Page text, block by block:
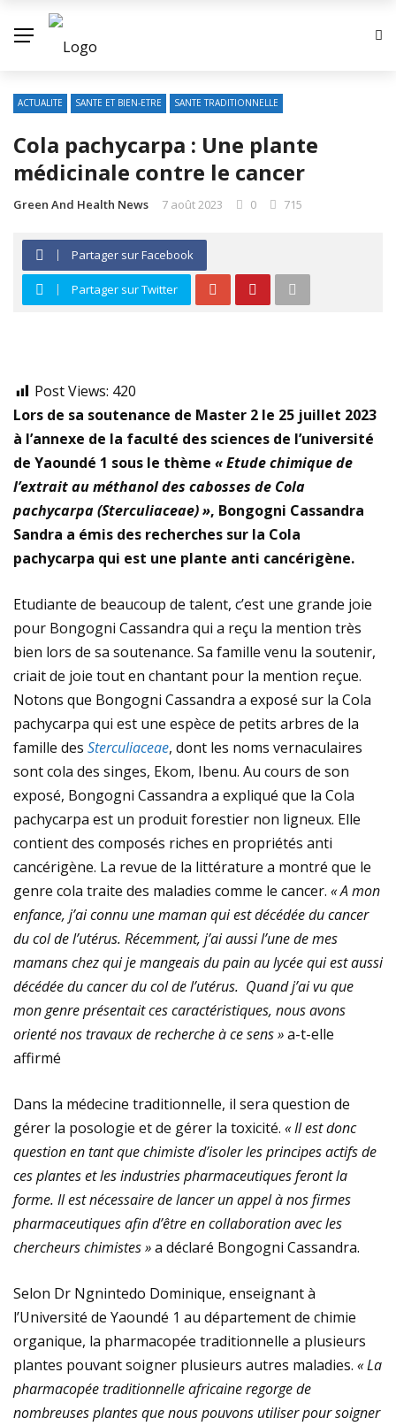
ACTUALITE SANTE ET BIEN-ETRE SANTE TRADITIONNELLE
Cola pachycarpa : Une plante
médicinale contre le cancer
Green And Health News 7 août 2023 0 715
Partager sur Facebook
Partager sur Twitter
Post Views: 420
Lors de sa soutenance de Master 2 le 25 juillet 2023
à l’annexe de la faculté des sciences de l’université
de Yaoundé 1 sous le thème « Etude chimique de
l’extrait au méthanol des cabosses de Cola
pachycarpa (Sterculiaceae) », Bongogni Cassandra
Sandra a émis des recherches sur la Cola
pachycarpa qui est une plante anti cancérigène.
Etudiante de beaucoup de talent, c’est une grande joie
pour Bongogni Cassandra qui a reçu la mention très
bien lors de sa soutenance. Sa famille venu la soutenir,
criait de joie tout en chantant pour la mention reçue.
Notons que Bongogni Cassandra a exposé sur la Cola
pachycarpa qui est une espèce de petits arbres de la
famille des Sterculiaceae, dont les noms vernaculaires
sont cola des singes, Ekom, Ibenu. Au cours de son
exposé, Bongogni Cassandra a expliqué que la Cola
pachycarpa est un produit forestier non ligneux. Elle
contient des composés riches en propriétés anti
cancérigène. La revue de la littérature a montré que le
genre cola traite des maladies comme le cancer. « A mon
enfance, j’ai connu une maman qui est décédée du cancer
du col de l’utérus. Récemment, j’ai aussi l’une de mes
mamans chez qui je mangeais du pain au lycée qui est aussi
décédée du cancer du col de l’utérus. Quand j’ai vu que
mon genre présentait ces caractéristiques, nous avons
orienté nos travaux de recherche à ce sens »a-t-elle
affirmé
Dans la médecine traditionnelle, il sera question de
gérer la posologie et de gérer la toxicité. « Il est donc
question en tant que chimiste d’isoler les principes actifs de
ces plantes et les industries pharmaceutiques feront la
forme. Il est nécessaire de lancer un appel à nos firmes
pharmaceutiques afin d’être en collaboration avec les
chercheurs chimistes »a déclaré Bongogni Cassandra.
Selon Dr Ngnintedo Dominique, enseignant à
l’Université de Yaoundé 1 au département de chimie
organique, la pharmacopée traditionnelle a plusieurs
plantes pouvant soigner plusieurs autres maladies. « La
pharmacopée traditionnelle africaine regorge de
nombreuses plantes que nous pouvons utiliser pour soigner